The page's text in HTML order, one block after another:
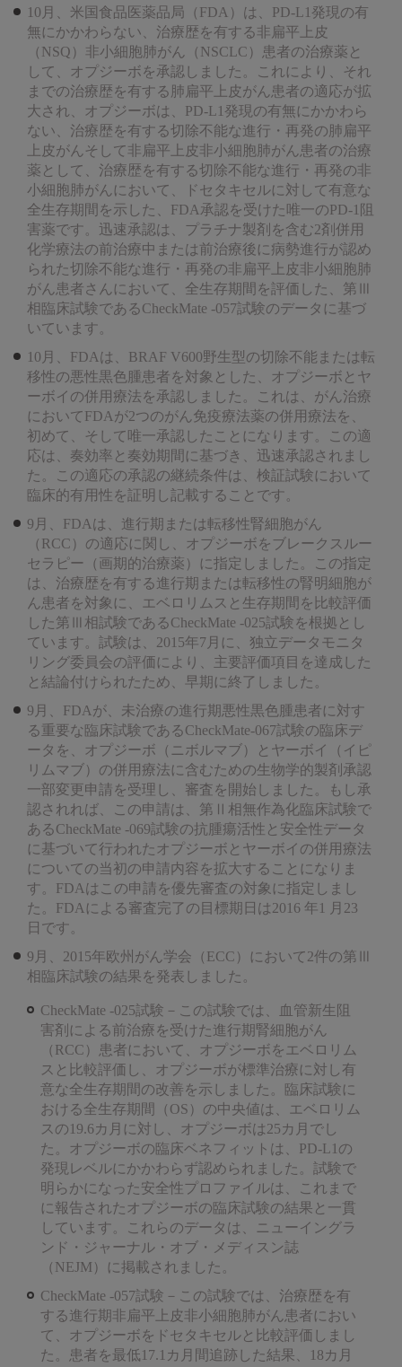
10月、米国食品医薬品局（FDA）は、PD-L1発現の有
無にかかわらない、治療歴を有する非扁平上皮
（NSQ）非小細胞肺がん（NSCLC）患者の治療薬と
して、オプジーボを承認しました。これにより、それ
までの治療歴を有する肺扁平上皮がん患者の適応が拡
大され、オプジーボは、PD-L1発現の有無にかかわら
ない、治療歴を有する切除不能な進行・再発の肺扁平
上皮がんそして非扁平上皮非小細胞肺がん患者の治療
薬として、治療歴を有する切除不能な進行・再発の非
小細胞肺がんにおいて、ドセタキセルに対して有意な
全生存期間を示した、FDA承認を受けた唯一のPD-1阻
害薬です。迅速承認は、プラチナ製剤を含む2剤併用
化学療法の前治療中または前治療後に病勢進行が認め
られた切除不能な進行・再発の非扁平上皮非小細胞肺
がん患者さんにおいて、全生存期間を評価した、第Ⅲ
相臨床試験であるCheckMate -057試験のデータに基づ
いています。
10月、FDAは、BRAF V600野生型の切除不能または転
移性の悪性黒色腫患者を対象とした、オプジーボとヤ
ーボイの併用療法を承認しました。これは、がん治療
においてFDAが2つのがん免疫療法薬の併用療法を、
初めて、そして唯一承認したことになります。この適
応は、奏効率と奏効期間に基づき、迅速承認されまし
た。この適応の承認の継続条件は、検証試験において
臨床的有用性を証明し記載することです。
9月、FDAは、進行期または転移性腎細胞がん
（RCC）の適応に関し、オプジーボをブレークスルー
セラピー（画期的治療薬）に指定しました。この指定
は、治療歴を有する進行期または転移性の腎明細胞が
ん患者を対象に、エベロリムスと生存期間を比較評価
した第Ⅲ相試験であるCheckMate -025試験を根拠とし
ています。試験は、2015年7月に、独立データモニタ
リング委員会の評価により、主要評価項目を達成した
と結論付けられたため、早期に終了しました。
9月、FDAが、未治療の進行期悪性黒色腫患者に対す
る重要な臨床試験であるCheckMate-067試験の臨床デ
ータを、オプジーボ（ニボルマブ）とヤーボイ（イピ
リムマブ）の併用療法に含むための生物学的製剤承認
一部変更申請を受理し、審査を開始しました。もし承
認されれば、この申請は、第Ⅱ相無作為化臨床試験で
あるCheckMate -069試験の抗腫瘍活性と安全性データ
に基づいて行われたオプジーボとヤーボイの併用療法
についての当初の申請内容を拡大することになりま
す。FDAはこの申請を優先審査の対象に指定しまし
た。FDAによる審査完了の目標期日は2016 年1 月23
日です。
9月、2015年欧州がん学会（ECC）において2件の第Ⅲ
相臨床試験の結果を発表しました。
CheckMate -025試験－この試験では、血管新生阻
害剤による前治療を受けた進行期腎細胞がん
（RCC）患者において、オプジーボをエベロリム
スと比較評価し、オプジーボが標準治療に対し有
意な全生存期間の改善を示しました。臨床試験に
おける全生存期間（OS）の中央値は、エベロリム
スの19.6カ月に対し、オプジーボは25カ月でし
た。オプジーボの臨床ベネフィットは、PD-L1の
発現レベルにかかわらず認められました。試験で
明らかになった安全性プロファイルは、これまで
に報告されたオプジーボの臨床試験の結果と一貫
しています。これらのデータは、ニューイングラ
ンド・ジャーナル・オブ・メディスン誌
（NEJM）に掲載されました。
CheckMate -057試験－この試験では、治療歴を有
する進行期非扁平上皮非小細胞肺がん患者におい
て、オプジーボをドセタキセルと比較評価しまし
た。患者を最低17.1カ月間追跡した結果、18カ月